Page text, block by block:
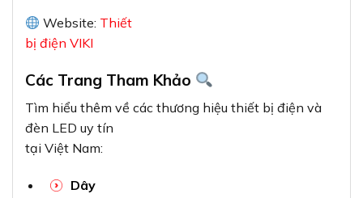
Website: Thiết
bị điện VIKI
Các Trang Tham Khảo
Tìm hiểu thêm về các thương hiệu thiết bị điện và
đèn LED uy tín
tại Việt Nam:
Dây